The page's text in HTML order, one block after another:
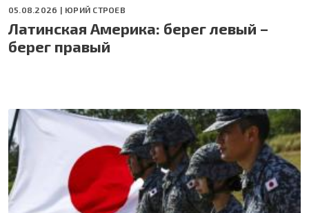
05.08.2026 | ЮРИЙ СТРОЕВ
Латинская Америка: берег левый –
берег правый